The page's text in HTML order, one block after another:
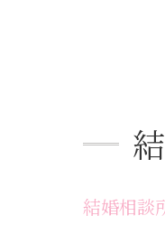
結婚相談